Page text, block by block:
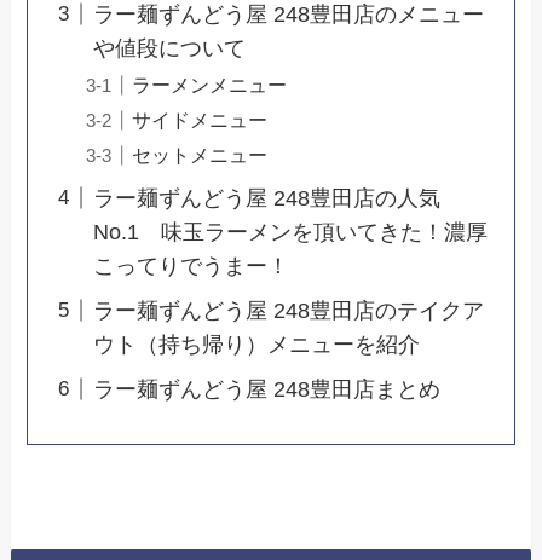
ラー麺ずんどう屋 248豊田店のメニュー
や値段について
ラーメンメニュー
サイドメニュー
セットメニュー
ラー麺ずんどう屋 248豊田店の人気
No.1 味玉ラーメンを頂いてきた！濃厚
こってりでうまー！
ラー麺ずんどう屋 248豊田店のテイクア
ウト（持ち帰り）メニューを紹介
ラー麺ずんどう屋 248豊田店まとめ